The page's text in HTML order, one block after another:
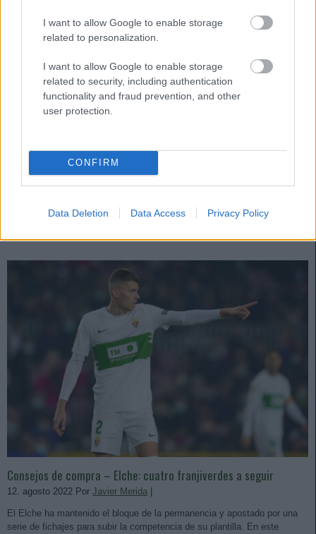
I want to allow Google to enable storage
related to personalization.
I want to allow Google to enable storage
related to security, including authentication
functionality and fraud prevention, and other
user protection.
CONFIRM
Data Deletion Data Access Privacy Policy
Karim Benzema es baja por unas molestias musculares, mientras que
Consejos de compra – Elche: cuatro franjiverdes a seguir
12. agosto 2022 Por Javier Merida
El Elche ha mantenido el bloque de la permanencia y apostado por una
serie de fichajes para subir la competencia de su plantilla. En este